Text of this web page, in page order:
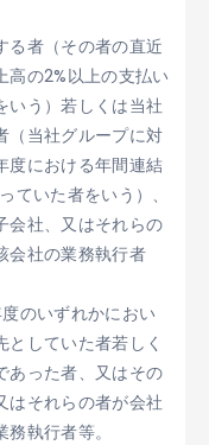
る者（その者の直近
高の2%以上の支払い
いう）若しくは当社
（当社グループに対
度における年間連結
ていた者をいう）、
会社、又はそれらの
会社の業務執行者
のいずれかにおい
していた者若しく
あった者、又はその
はそれらの者が会社
執行者等。